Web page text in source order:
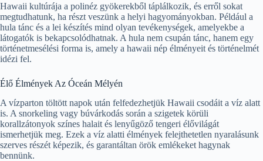
Hawaii kultúrája a polinéz gyökerekből táplálkozik, és erről sokat
megtudhatunk, ha részt veszünk a helyi hagyományokban. Például a
hula tánc és a lei készítés mind olyan tevékenységek, amelyekbe a
látogatók is bekapcsolódhatnak. A hula nem csupán tánc, hanem egy
történetmesélési forma is, amely a hawaii nép élményeit és történelmét
idézi fel.
Élő Élmények Az Óceán Mélyén
A vízparton töltött napok után felfedezhetjük Hawaii csodáit a víz alatt
is. A snorkeling vagy búvárkodás során a szigetek körüli
korallzátonyok színes halait és lenyűgöző tengeri élővilágát
ismerhetjük meg. Ezek a víz alatti élmények felejthetetlen nyaralásunk
szerves részét képezik, és garantáltan örök emlékeket hagynak
bennünk.